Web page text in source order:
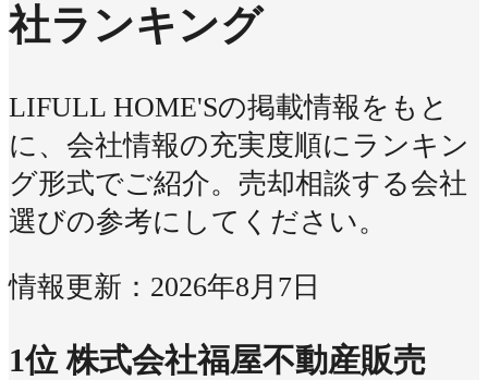
社ランキング
LIFULL HOME'Sの掲載情報をもと
に、会社情報の充実度順にランキン
グ形式でご紹介。売却相談する会社
選びの参考にしてください。
情報更新：2026年8月7日
1位株式会社福屋不動産販売